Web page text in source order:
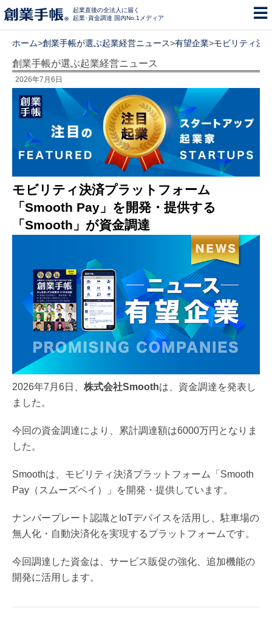
起業直後の全法人に届く
起業･資金調達 国内No.1メディア
ホーム>創業手帳が選ぶ起業経営ニュース>有望企業>モビリティ決
創業手帳が選ぶ起業経営ニュース
2026年7月6日
モビリティ決済プラットフォーム
「Smooth Pay」を開発・提供する
「Smooth」が資金調達
2026年7月6日、 株式会社Smoothは、資金調達を発表し
ました。
今回の資金調達により、累計調達額は6000万円となりま
した。
Smoothは、モビリティ決済プラットフォーム「Smooth
Pay（スムーズペイ）」を開発・提供しています。
ナンバープレート認識とIoTデバイスを活用し、駐車場の
無人化・自動決済化を実現するプラットフォームです。
今回調達した資金は、サービス販促の強化、追加機能の
開発に活用します。